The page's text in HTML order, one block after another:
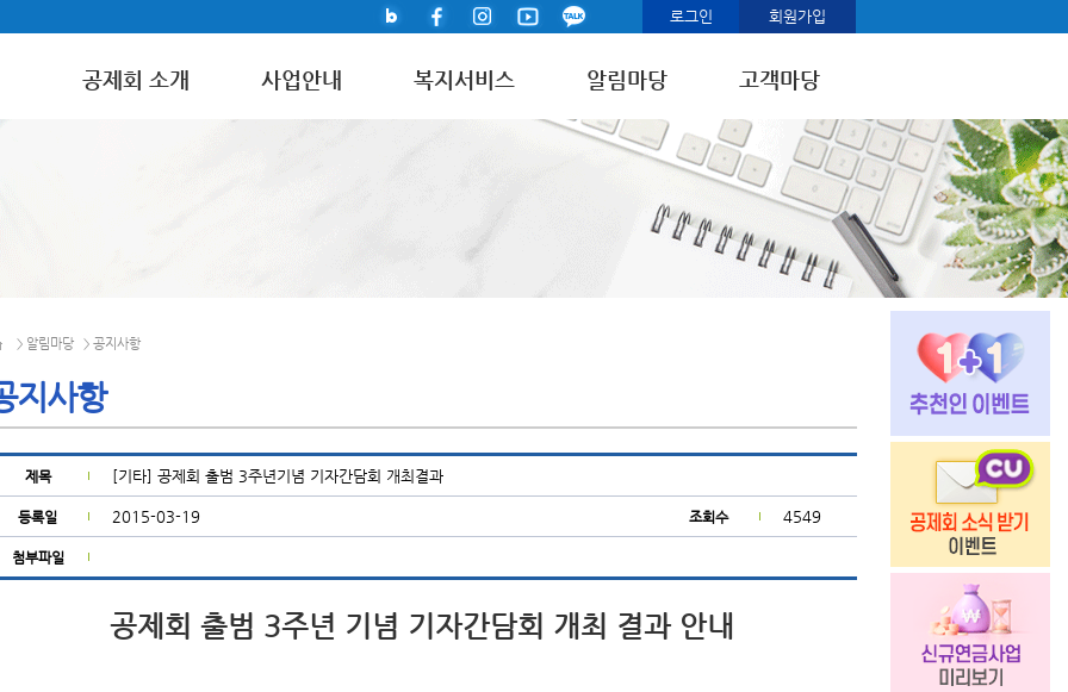
로그인 회원가입
공제회 소개 사업안내 복지서비스 알림마당 고객마당
> 알림마당 > 공지사항
지사항
제목 [기타] 공제회 출범 3주년기념 기자간담회 개최결과
등록일 2015-03-19 조회수 4549
첨부파일
공제회 출범 3주년 기념 기자간담회 개최 결과 안내